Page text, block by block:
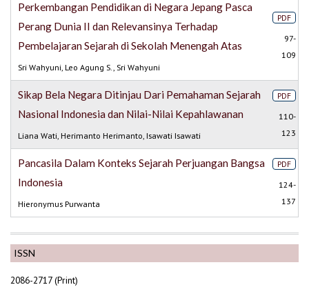
ISSN
2086-2717 (Print)
Perkembangan Pendidikan di Negara Jepang Pasca
Perang Dunia II dan Relevansinya Terhadap
Pembelajaran Sejarah di Sekolah Menengah Atas
Sri Wahyuni, Leo Agung S., Sri Wahyuni
PDF
97-
109
Sikap Bela Negara Ditinjau Dari Pemahaman Sejarah
Nasional Indonesia dan Nilai-Nilai Kepahlawanan
Liana Wati, Herimanto Herimanto, Isawati Isawati
PDF
110-
123
Pancasila Dalam Konteks Sejarah Perjuangan Bangsa
Indonesia
Hieronymus Purwanta
PDF
124-
137